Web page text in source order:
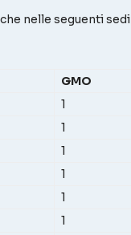
nelle seguenti sedi
GMO
1
1
1
1
1
1